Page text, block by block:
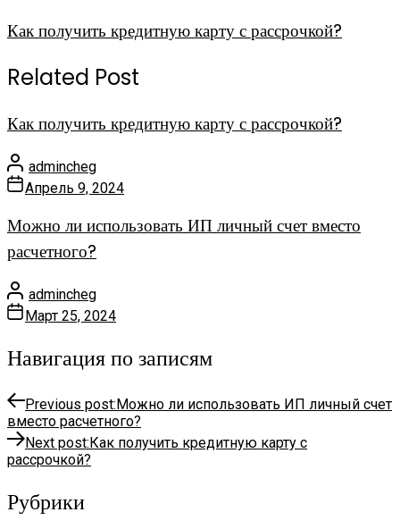
Как получить кредитную карту с рассрочкой?
Related Post
Как получить кредитную карту с рассрочкой?
admincheg
Апрель 9, 2024
Можно ли использовать ИП личный счет вместо
расчетного?
admincheg
Март 25, 2024
Навигация по записям
Previous post:Можно ли использовать ИП личный счет
вместо расчетного?
Next post:Как получить кредитную карту с
рассрочкой?
Рубрики